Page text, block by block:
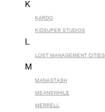
K
KARDO
KIDSUPER STUDIOS
L
LOST MANAGEMENT CITIES
M
MANASTASH
MEANSWHILE
MERRELL